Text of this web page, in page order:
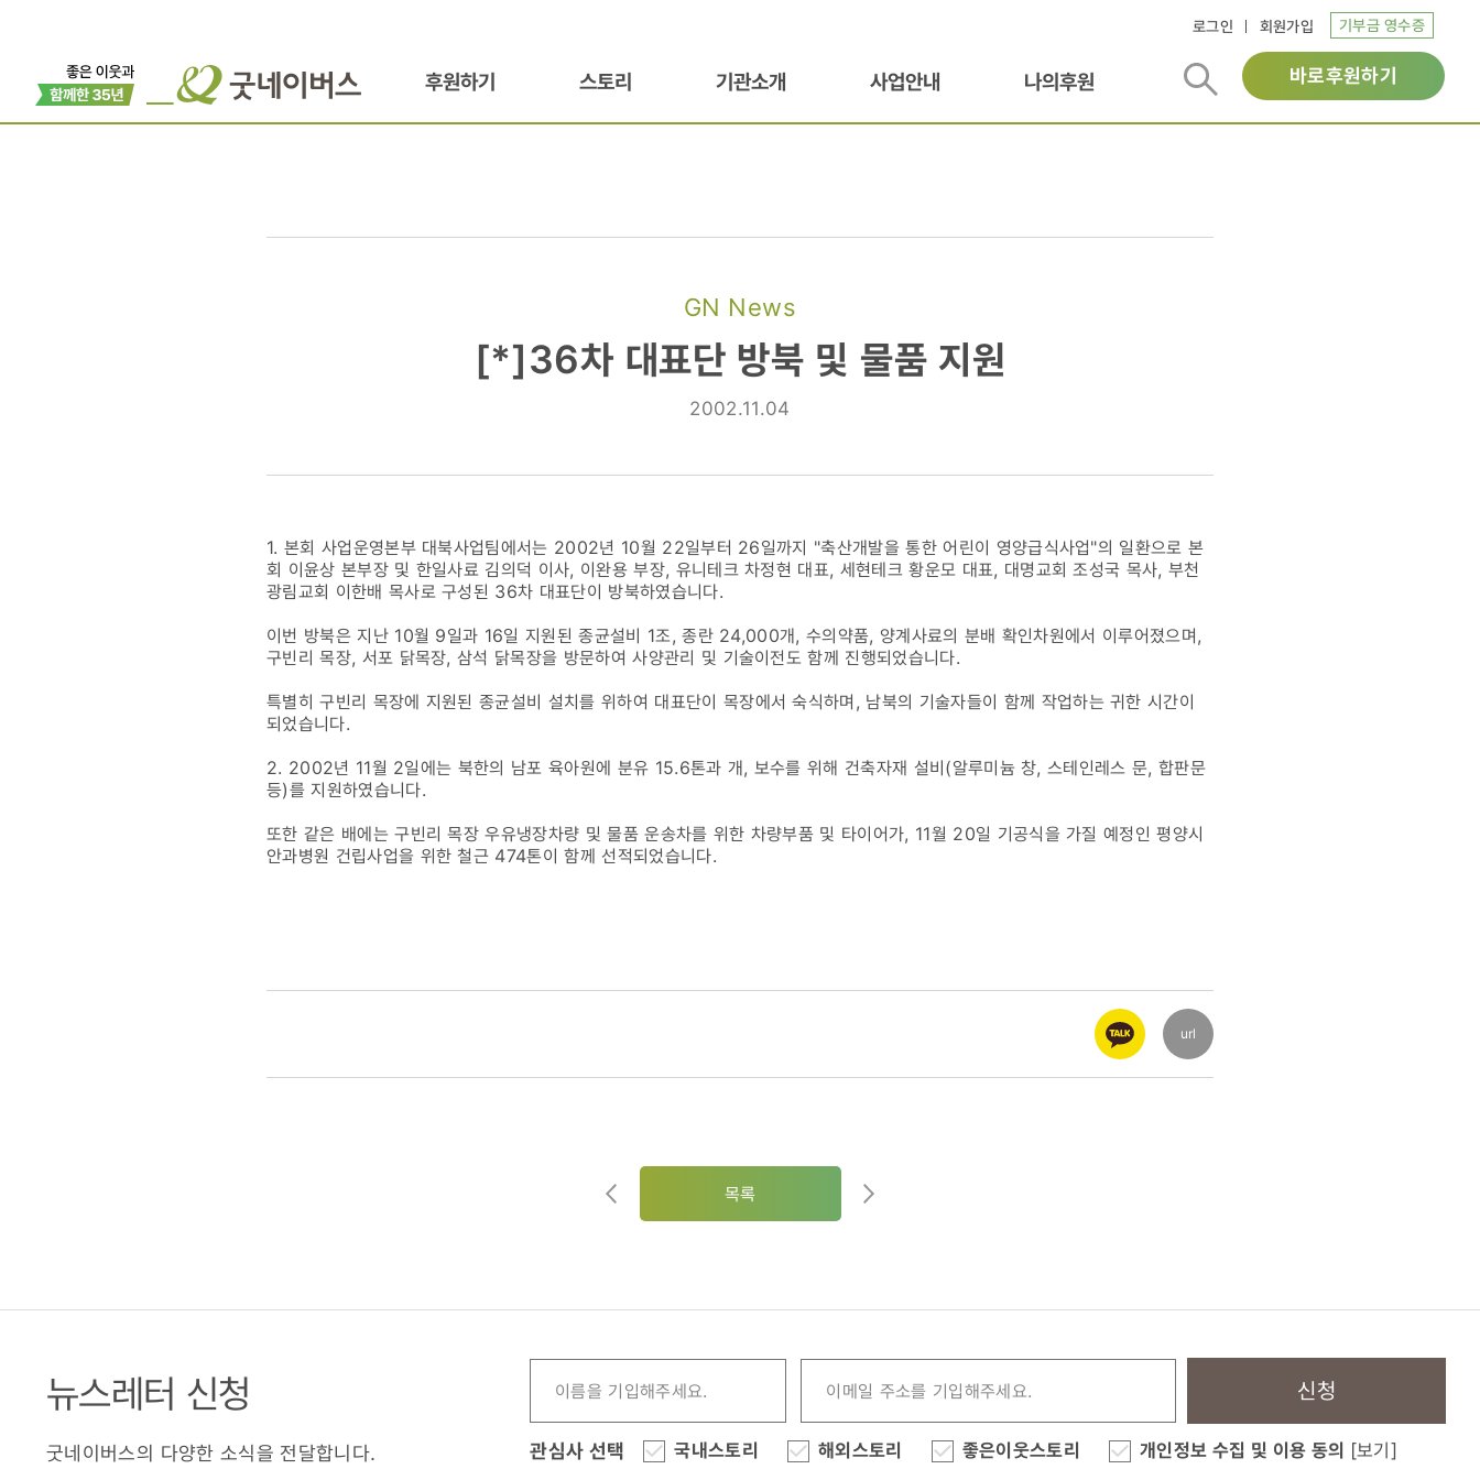
로그인 회원가입 기부금 영수증
후원하기 스토리 기관소개 사업안내 나의후원 바로후원하기
GN News
방북
물품
지원
[*]36차 대표단 방북 및 물품 지원
2002.11.04
1. 본회 사업운영본부 대북사업팀에서는 2002년 10월 22일부터 26일까지 "축산개발을 통한 어린이 영양급식사업"의 일환으로 본
회 이윤상 본부장 및 한일사료 김의덕 이사, 이완용 부장, 유니테크 차정현 대표, 세현테크 황운모 대표, 대명교회 조성국 목사, 부천
광림교회 이한배 목사로 구성된 36차 대표단이 방북하였습니다.
이번 방북은 지난 10월 9일과 16일 지원된 종균설비 1조, 종란 24,000개, 수의약품, 양계사료의 분배 확인차원에서 이루어졌으며,
구빈리 목장, 서포 닭목장, 삼석 닭목장을 방문하여 사양관리 및 기술이전도 함께 진행되었습니다.
특별히 구빈리 목장에 지원된 종균설비 설치를 위하여 대표단이 목장에서 숙식하며, 남북의 기술자들이 함께 작업하는 귀한 시간이
되었습니다.
2. 2002년 11월 2일에는 북한의 남포 육아원에 분유 15.6톤과 개, 보수를 위해 건축자재 설비(알루미늄 창, 스테인레스 문, 합판문
등)를 지원하였습니다.
또한 같은 배에는 구빈리 목장 우유냉장차량 및 물품 운송차를 위한 차량부품 및 타이어가, 11월 20일 기공식을 가질 예정인 평양시
안과병원 건립사업을 위한 철근 474톤이 함께 선적되었습니다.
url
목록
뉴스레터 신청
굿네이버스의 다양한 소식을 전달합니다.
신청
관심사 선택 국내스토리 해외스토리 좋은이웃스토리 개인정보 수집 및 이용 동의 [보기]